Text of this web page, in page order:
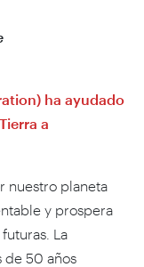
ha ayudado
a
nuestro planeta
y prospera
La
de 50 años